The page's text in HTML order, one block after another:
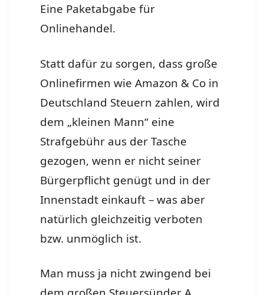
Eine Paketabgabe für
Onlinehandel.
Statt dafür zu sorgen, dass große
Onlinefirmen wie Amazon & Co in
Deutschland Steuern zahlen, wird
dem „kleinen Mann“ eine
Strafgebühr aus der Tasche
gezogen, wenn er nicht seiner
Bürgerpflicht genügt und in der
Innenstadt einkauft – was aber
natürlich gleichzeitig verboten
bzw. unmöglich ist.
Man muss ja nicht zwingend bei